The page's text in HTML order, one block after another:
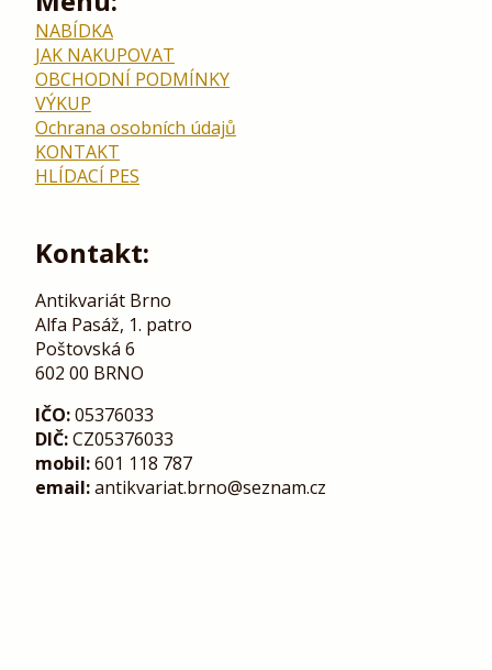
NABÍDKA
JAK NAKUPOVAT
OBCHODNÍ PODMÍNKY
VÝKUP
Ochrana osobních údajů
KONTAKT
HLÍDACÍ PES
Kontakt:
Antikvariát Brno
Alfa Pasáž, 1. patro
Poštovská 6
602 00 BRNO
IČO:05376033
DIČ:CZ05376033
mobil:601 118 787
email:antikvariat.brno@seznam.cz